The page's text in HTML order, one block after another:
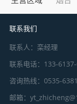
联系我们
联系人：栾经理
联系电话：133-
咨询热线：0535-
邮箱：